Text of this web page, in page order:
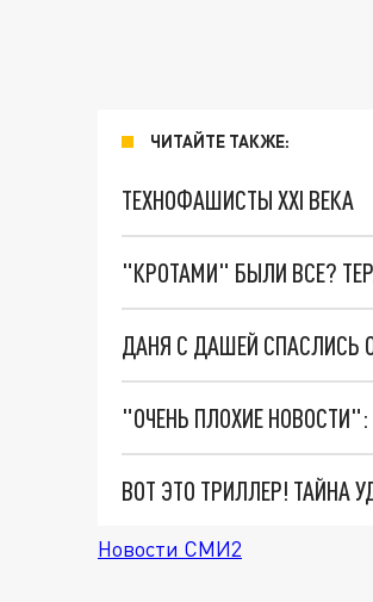
ЧИТАЙТЕ ТАКЖЕ:
ТЕХНОФАШИСТЫ XXI ВЕКА
"КРОТАМИ" БЫЛИ ВСЕ?
ДАНЯ С ДАШЕЙ СПАСЛИСЬ
ВОТ ЭТО ТРИЛЛЕР! ТАЙНА
Новости СМИ2